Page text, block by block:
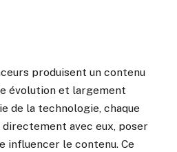
produisent un contenu
évolution et largement
de la technologie, chaque
avec eux, poser
influencer le contenu. Ce